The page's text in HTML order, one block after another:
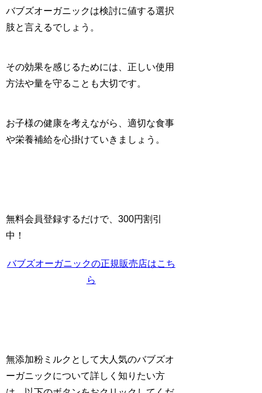
バブズオーガニックは検討に値する選択
肢と言えるでしょう。
その効果を感じるためには、正しい使用
方法や量を守ることも大切です。
お子様の健康を考えながら、適切な食事
や栄養補給を心掛けていきましょう。
無料会員登録するだけで、300円割引
中！
バブズオーガニックの正規販売店はこち
ら
無添加粉ミルクとして大人気のバブズオ
ーガニックについて詳しく知りたい方